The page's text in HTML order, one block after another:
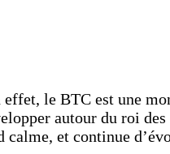
le BTC est une
autour du roi
calme, et continue